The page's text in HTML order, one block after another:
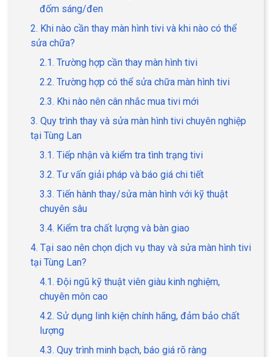
đốm sáng/đen
2. Khi nào cần thay màn hình tivi và khi nào có thể
sửa chữa?
2.1. Trường hợp cần thay màn hình tivi
2.2. Trường hợp có thể sửa chữa màn hình tivi
2.3. Khi nào nên cân nhắc mua tivi mới
3. Quy trình thay và sửa màn hình tivi chuyên nghiệp
tại Tùng Lan
3.1. Tiếp nhận và kiểm tra tình trạng tivi
3.2. Tư vấn giải pháp và báo giá chi tiết
3.3. Tiến hành thay/sửa màn hình với kỹ thuật
chuyên sâu
3.4. Kiểm tra chất lượng và bàn giao
4. Tại sao nên chọn dịch vụ thay và sửa màn hình tivi
tại Tùng Lan?
4.1. Đội ngũ kỹ thuật viên giàu kinh nghiệm,
chuyên môn cao
4.2. Sử dụng linh kiện chính hãng, đảm bảo chất
lượng
4.3. Quy trình minh bạch, báo giá rõ ràng